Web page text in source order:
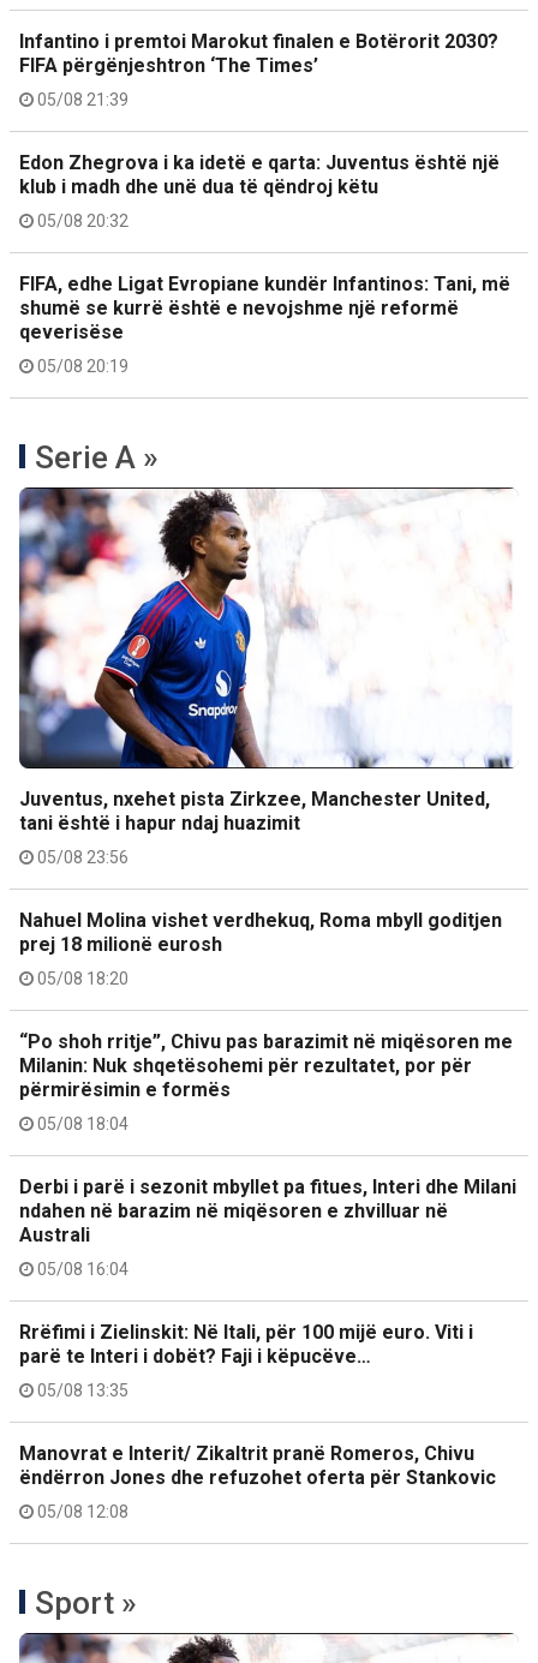
Infantino i premtoi Marokut finalen e Botërorit 2030?
FIFA përgënjeshtron ‘The Times’
05/08 21:39
Edon Zhegrova i ka idetë e qarta: Juventus është një
klub i madh dhe unë dua të qëndroj këtu
05/08 20:32
FIFA, edhe Ligat Evropiane kundër Infantinos: Tani, më
shumë se kurrë është e nevojshme një reformë
qeverisëse
05/08 20:19
Serie A »
Juventus, nxehet pista Zirkzee, Manchester United,
tani është i hapur ndaj huazimit
05/08 23:56
Nahuel Molina vishet verdhekuq, Roma mbyll goditjen
prej 18 milionë eurosh
05/08 18:20
“Po shoh rritje”, Chivu pas barazimit në miqësoren me
Milanin: Nuk shqetësohemi për rezultatet, por për
përmirësimin e formës
05/08 18:04
Derbi i parë i sezonit mbyllet pa fitues, Interi dhe Milani
ndahen në barazim në miqësoren e zhvilluar në
Australi
05/08 16:04
Rrëfimi i Zielinskit: Në Itali, për 100 mijë euro. Viti i
parë te Interi i dobët? Faji i këpucëve…
05/08 13:35
Manovrat e Interit/ Zikaltrit pranë Romeros, Chivu
ëndërron Jones dhe refuzohet oferta për Stankovic
05/08 12:08
Sport »